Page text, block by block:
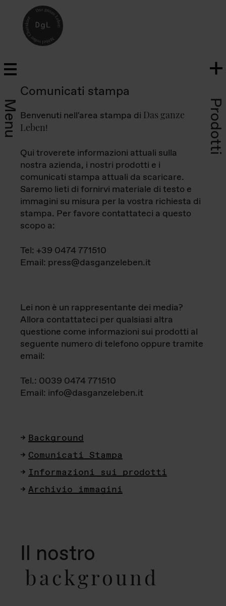
Menu Prodotti
Comunicati stampa
Benvenuti nell'area stampa di Das ganze
Leben!
Qui troverete informazioni attuali sulla
nostra azienda, i nostri prodotti e i
comunicati stampa attuali da scaricare.
Saremo lieti di fornirvi materiale di testo e
immagini su misura per la vostra richiesta di
stampa. Per favore contattateci a questo
scopo a:
Tel: +39 0474 771510
Email: press@dasganzeleben.it
Lei non è un rappresentante dei media?
Allora contattateci per qualsiasi altra
questione come informazioni sui prodotti al
seguente numero di telefono oppure tramite
email:
Tel.: 0039 0474 771510
Email: info@dasganzeleben.it
Background
Comunicati Stampa
Informazioni sui prodotti
Archivio immagini
Il nostro
background